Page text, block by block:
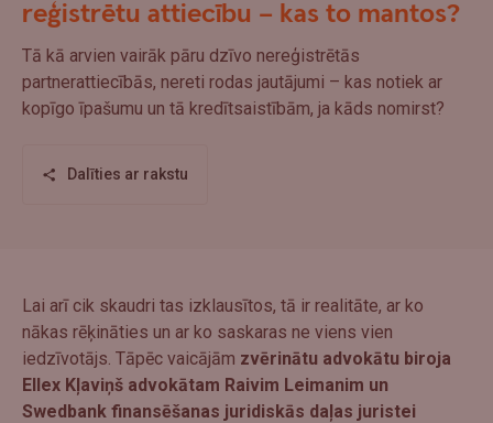
reģistrētu attiecību – kas to mantos?
Tā kā arvien vairāk pāru dzīvo nereģistrētās
partnerattiecībās, nereti rodas jautājumi – kas notiek ar
kopīgo īpašumu un tā kredītsaistībām, ja kāds nomirst?
Dalīties ar rakstu
Lai arī cik skaudri tas izklausītos, tā ir realitāte, ar ko
nākas rēķināties un ar ko saskaras ne viens vien
iedzīvotājs. Tāpēc vaicājām zvērinātu advokātu biroja
Ellex Kļaviņš advokātam Raivim Leimanim un
Swedbank finansēšanas juridiskās daļas juristei